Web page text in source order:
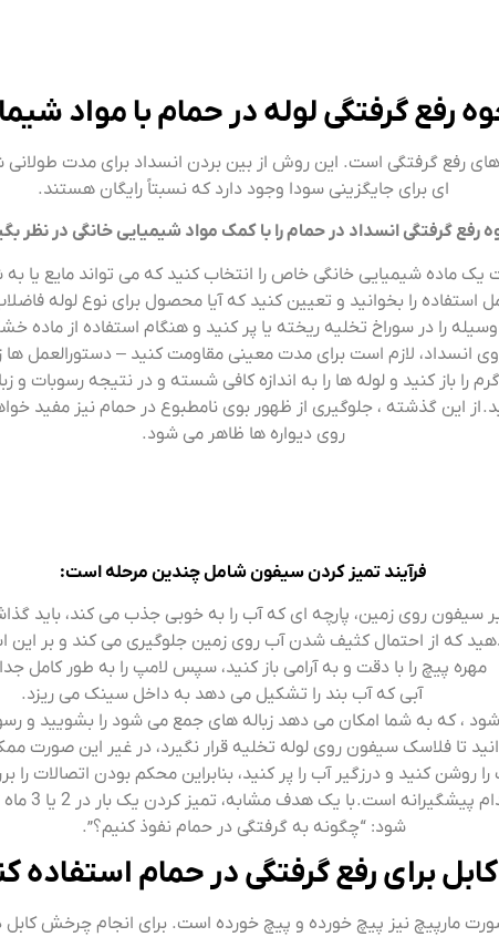
رفع گرفتگی لوله در حمام با مواد
های رفع گرفتگی است. این روش از بین بردن انسداد برای مدت
ای برای جایگزینی سودا وجود دارد که نسبتاً رایگان هستند.
رفع گرفتگی انسداد در حمام را با کمک مواد شیمیایی خانگی در نظر
یک ماده شیمیایی خانگی خاص را انتخاب کنید که می تواند مایع یا
استفاده را بخوانید و تعیین کنید که آیا محصول برای نوع لوله
را در سوراخ تخلیه ریخته یا پر کنید و هنگام استفاده از ماده
روی انسداد، لازم است برای مدت معینی مقاومت کنید – دستورالعمل
را باز کنید و لوله ها را به اندازه کافی شسته و در نتیجه رسوبات و
از این گذشته ، جلوگیری از ظهور بوی نامطبوع در حمام نیز
روی دیواره ها ظاهر می شود.
فرآیند تمیز کردن سیفون شامل چندین مرحله است:
سیفون روی زمین، پارچه ای که آب را به خوبی جذب می کند، باید
که از احتمال کثیف شدن آب روی زمین جلوگیری می کند و بر
مهره پیچ را با دقت و به آرامی باز کنید، سپس لامپ را به طور کامل
آبی که آب بند را تشکیل می دهد به داخل سینک می ریزد.
، که به شما امکان می دهد زباله های جمع می شود را بشویید و
تا فلاسک سیفون روی لوله تخلیه قرار نگیرد، در غیر این
را روشن کنید و درزگیر آب را پر کنید، بنابراین محکم بودن اتصالات را
انجام
شود: “چگونه به گرفتگی در حمام نفوذ کنیم؟”.
کابل برای رفع گرفتگی در حمام استفاده
نیز پیچ خورده و پیچ خورده است. برای انجام چرخش کابل